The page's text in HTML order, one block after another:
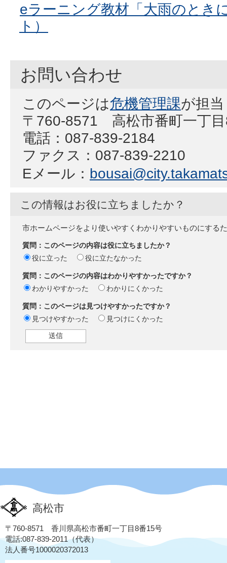
eラーニング教材「大雨のとき
ト）
お問い合わせ
このページは危機管理課が担
〒760-8571 高松市番町一丁
電話：087-839-2184
ファクス：087-839-2210
Eメール：
この情報はお役に立ちましたか？
市ホームページをより使いやすくわかりやすいものにする
質問：このページの内容は役に立ちましたか？
役に立った
役に立たなかった
質問：このページの内容はわかりやすかったですか？
わかりやすかった
わかりにくかった
質問：このページは見つけやすかったですか？
見つけやすかった
見つけにくかった
高松市
〒760-8571 香川県高松市番町一丁目8番15号
電話:087-839-2011（代表）
法人番号1000020372013